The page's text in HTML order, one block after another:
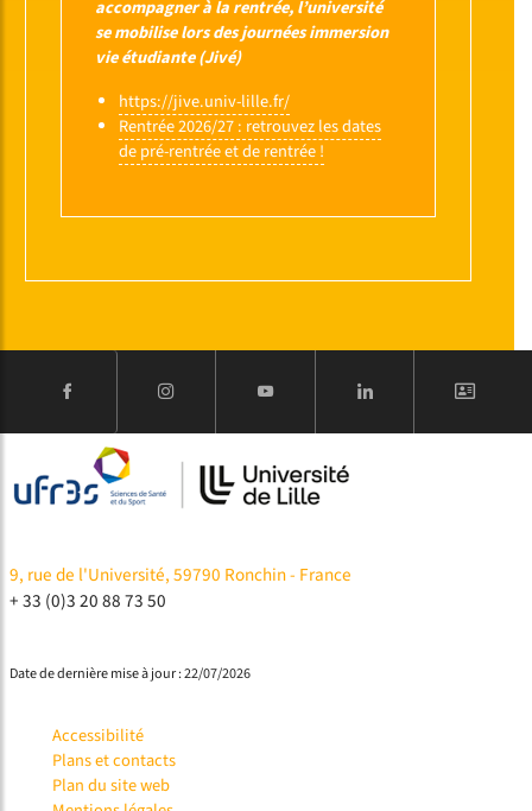
accompagner à la rentrée, l’université
se mobilise lors des journées immersion
vie étudiante (Jivé)
https://jive.univ-lille.fr/
Rentrée 2026/27 : retrouvez les dates
de pré-rentrée et de rentrée !
9, rue de l'Université, 59790 Ronchin - France
+ 33 (0)3 20 88 73 50
Date de dernière mise à jour : 22/07/2026
Accessibilité
Plans et contacts
Plan du site web